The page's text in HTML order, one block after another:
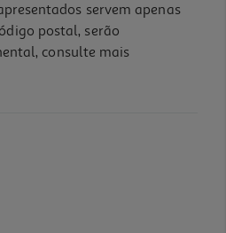
servem apenas
postal, serão
consulte mais